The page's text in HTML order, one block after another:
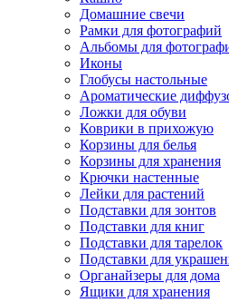
Домашние свечи
Рамки для фотографий
Альбомы для
Иконы
Глобусы настольные
Ароматические
Ложки для обуви
Коврики в прихожую
Корзины для белья
Корзины для хранения
Крючки настенные
Лейки для растений
Подставки для зонтов
Подставки для книг
Подставки для тарелок
Подставки для
Органайзеры для дома
Ящики для хранения